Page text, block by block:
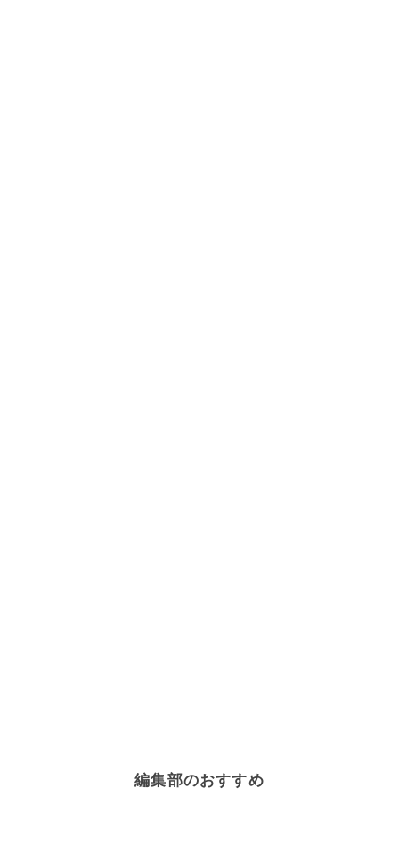
編集部のおすすめ